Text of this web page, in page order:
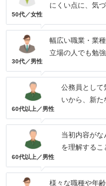
50代／女性
にくい点に、気
30代／男性
幅広い職業・業
立場の人でも勉
60代以上／男性
公務員として
いから、新た
60代以上／男性
当初内容が
を理解するこ
様々な職種や年